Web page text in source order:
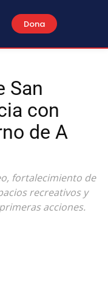
Dona
San
con
de A
fortalecimiento de
recreativos y
acciones.